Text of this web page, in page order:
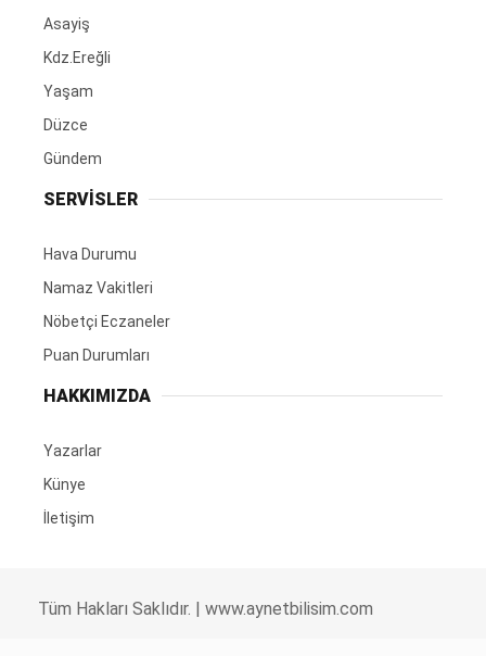
Asayiş
Kdz.Ereğli
Yaşam
Düzce
Gündem
SERVİSLER
Hava Durumu
Namaz Vakitleri
Nöbetçi Eczaneler
Puan Durumları
HAKKIMIZDA
Yazarlar
Künye
İletişim
Tüm Hakları Saklıdır. | www.aynetbilisim.com